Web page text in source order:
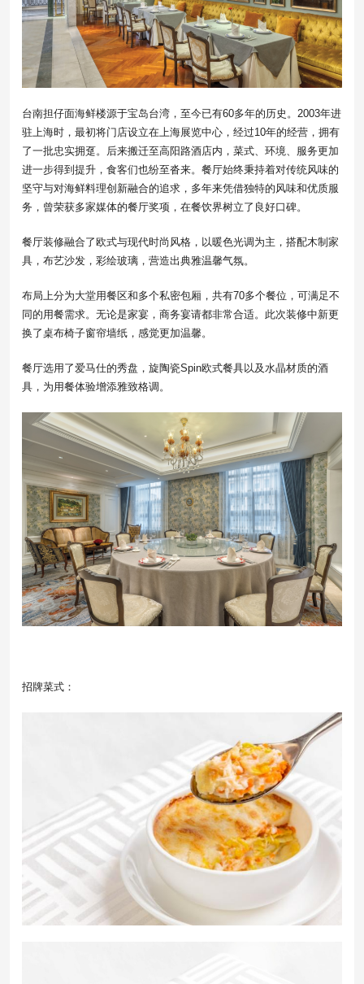
台南担仔面海鲜楼源于宝岛台湾，至今已有60多年的历史。2003年进
驻上海时，最初将门店设立在上海展览中心，经过10年的经营，拥有
了一批忠实拥趸。后来搬迁至高阳路酒店内，菜式、环境、服务更加
进一步得到提升，食客们也纷至沓来。餐厅始终秉持着对传统风味的
坚守与对海鲜料理创新融合的追求，多年来凭借独特的风味和优质服
务，曾荣获多家媒体的餐厅奖项，在餐饮界树立了良好口碑。
餐厅装修融合了欧式与现代时尚风格，以暖色光调为主，搭配木制家
具，布艺沙发，彩绘玻璃，营造出典雅温馨气氛。
布局上分为大堂用餐区和多个私密包厢，共有70多个餐位，可满足不
同的用餐需求。无论是家宴，商务宴请都非常合适。此次装修中新更
换了桌布椅子窗帘墙纸，感觉更加温馨。
餐厅选用了爱马仕的秀盘，旋陶瓷Spin欧式餐具以及水晶材质的酒
具，为用餐体验增添雅致格调。
招牌菜式：